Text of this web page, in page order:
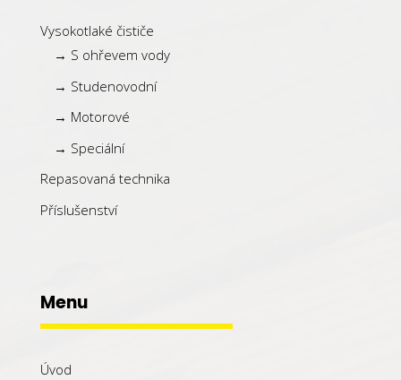
Vysokotlaké čističe
→ S ohřevem vody
→ Studenovodní
→ Motorové
→ Speciální
Repasovaná technika
Příslušenství
Menu
Úvod